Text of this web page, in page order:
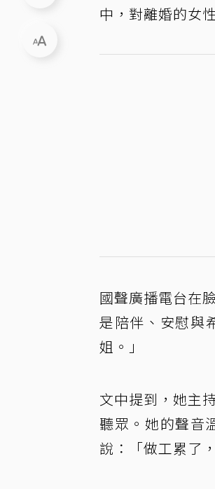
中，對離婚的女
國聲廣播電台在
是陪伴、安慰與
姐。」
文中提到，她主
聽眾。她的聲音
說：「做工累了